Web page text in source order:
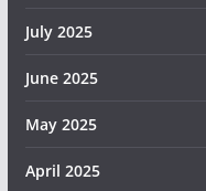
July 2025
June 2025
May 2025
April 2025